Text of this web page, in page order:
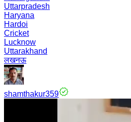
Uttarpradesh
Haryana
Hardoi
Cricket
Lucknow
Uttarakhand
लखनऊ
shamthakur359